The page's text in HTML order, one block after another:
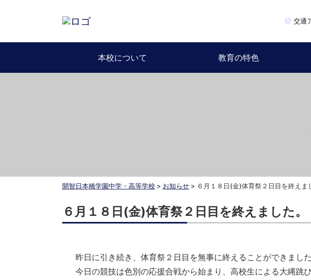
交通
本校について 教育の特色
開智日本橋学園中学・高等学校 > お知らせ > ６月１８日(金)体育祭２日目を終えま
６月１８日(金)体育祭２日目を終えました。
昨日に引き続き、体育祭２日目を無事に終えることができました
今日の競技は色別の応援合戦から始まり、高校生による大縄跳